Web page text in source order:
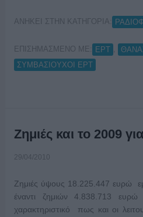
ΑΝΗΚΕΙ ΣΤΗΝ ΚΑΤΗΓΟΡΙΑ:
ΕΠΙΣΗΜΑΣΜΕΝΟ ΜΕ: ΕΡΤ
ΣΥΜΒΑΣΙΟΥΧΟΙ ΕΡΤ
Ζημιές και το 2009
29/04/2010
Ζημιές ύψους 18.225.447 ευρώ
έναντι ζημιών 4.838.713
χαρακτηριστικό πως και οι